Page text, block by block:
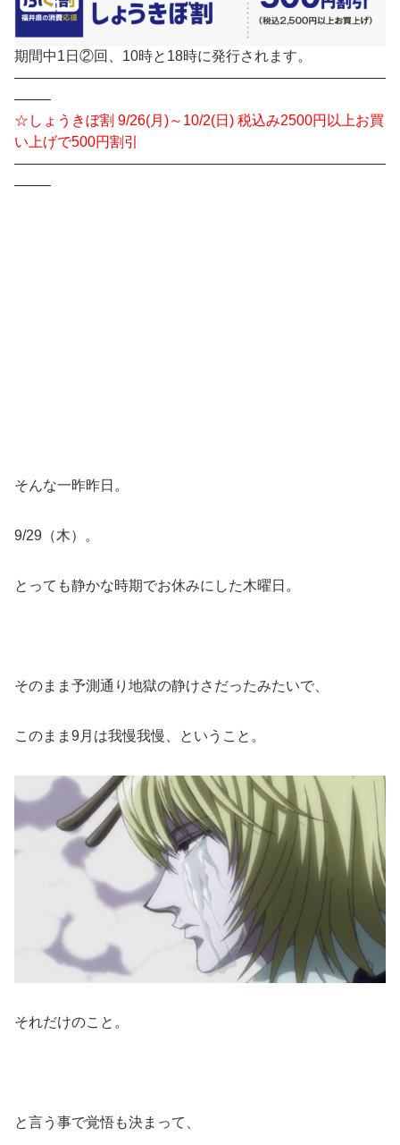
期間中1日②回、10時と18時に発行されます。
——————————————————————————
——–
☆しょうきぼ割 9/26(月)～10/2(日) 税込み2500円以上お買
い上げで500円割引
——————————————————————————
——–
そんな一昨昨日。
9/29（木）。
とっても静かな時期でお休みにした木曜日。
そのまま予測通り地獄の静けさだったみたいで、
このまま9月は我慢我慢、ということ。
それだけのこと。
と言う事で覚悟も決まって、